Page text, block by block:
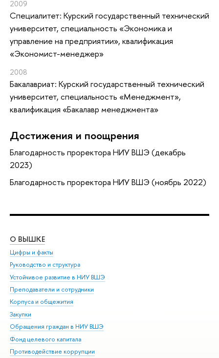
2009
Специалитет: Курский государственный технический
университет, специальность «Экономика и
управление на предприятии», квалификация
«Экономист-менеджер»
2008
Бакалавриат: Курский государственный технический
университет, специальность «Менеджмент»,
квалификация «Бакалавр менеджмента»
Достижения и поощрения
Благодарность проректора НИУ ВШЭ (декабрь
2023)
Благодарность проректора НИУ ВШЭ (ноябрь 2022)
О ВЫШКЕ
Цифры и факты
Руководство и структура
Устойчивое развитие в НИУ ВШЭ
Преподаватели и сотрудники
Корпуса и общежития
Закупки
Обращения граждан в НИУ ВШЭ
Фонд целевого капитала
Противодействие коррупции